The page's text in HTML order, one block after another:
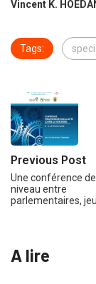
Vincent K.
Tags:
Previous Post
Une conférence
niveau entre
parlementaires,
A lire